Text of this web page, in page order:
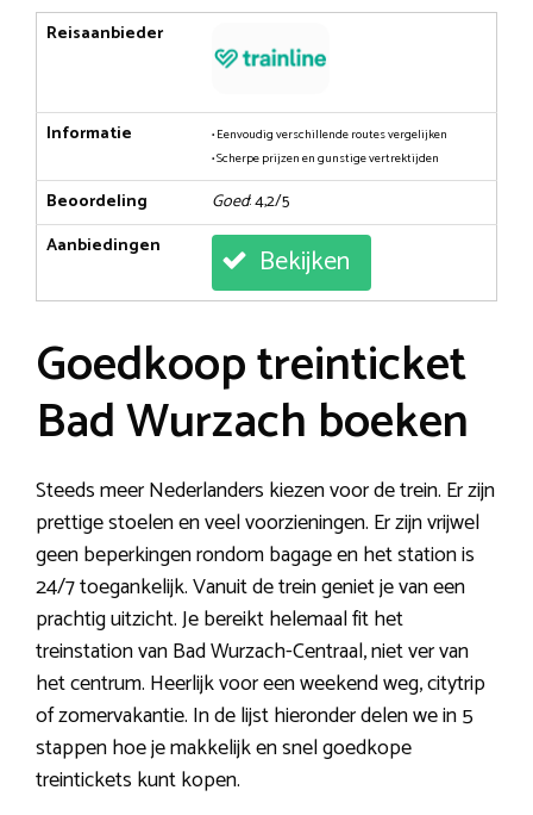
Reisaanbieder
Informatie
• Eenvoudig verschillende routes vergelijken
• Scherpe prijzen en gunstige vertrektijden
Beoordeling Goed: 4,2/5
Aanbiedingen
Bekijken
Goedkoop treinticket
Bad Wurzach boeken
Steeds meer Nederlanders kiezen voor de trein. Er zijn
prettige stoelen en veel voorzieningen. Er zijn vrijwel
geen beperkingen rondom bagage en het station is
24/7 toegankelijk. Vanuit de trein geniet je van een
prachtig uitzicht. Je bereikt helemaal fit het
treinstation van Bad Wurzach-Centraal, niet ver van
het centrum. Heerlijk voor een weekend weg, citytrip
of zomervakantie. In de lijst hieronder delen we in 5
stappen hoe je makkelijk en snel goedkope
treintickets kunt kopen.